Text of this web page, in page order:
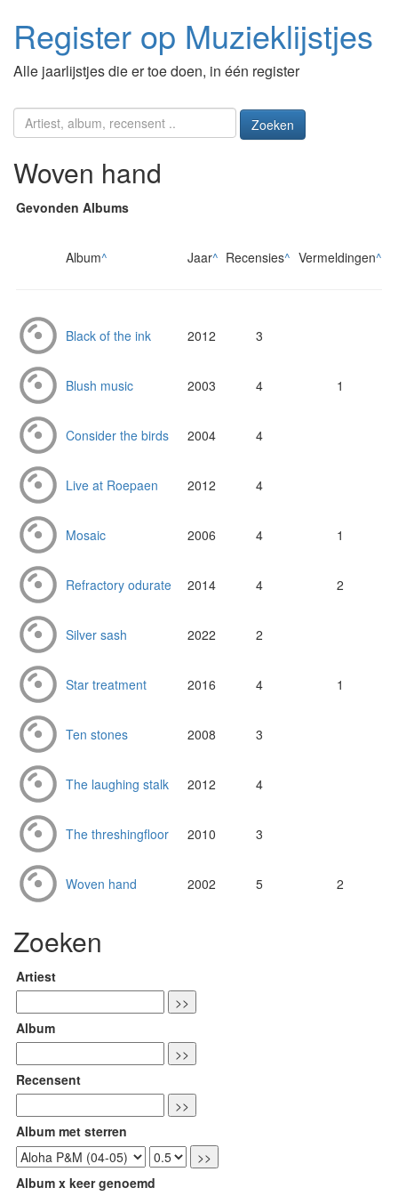
Register op Muzieklijstjes
Alle jaarlijstjes die er toe doen, in één register
Zoeken
Woven hand
Gevonden Albums
Album^ Jaar^ Recensies^ Vermeldingen^
Black of the ink 2012 3
Blush music 2003 4 1
Consider the birds 2004 4
Live at Roepaen 2012 4
Mosaic 2006 4 1
Refractory odurate 2014 4 2
Silver sash 2022 2
Star treatment 2016 4 1
Ten stones 2008 3
The laughing stalk 2012 4
The threshingfloor 2010 3
Woven hand 2002 5 2
Zoeken
Artiest
Album
Recensent
Album met sterren
Album x keer genoemd